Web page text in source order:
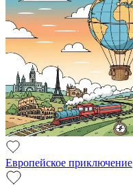
Европейское приключение